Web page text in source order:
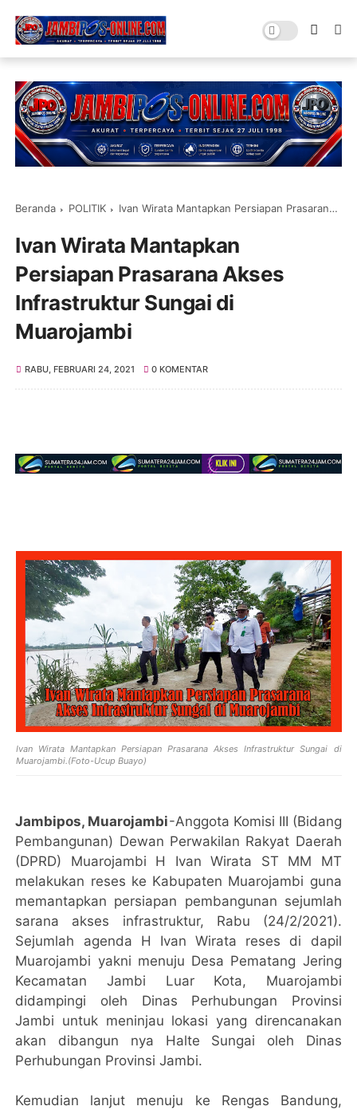
Beranda POLITIK Ivan Wirata Mantapkan Persiapan Prasarana Akses Infrastruktur Sungai di Muarojambi
Ivan Wirata Mantapkan
Persiapan Prasarana Akses
Infrastruktur Sungai di
Muarojambi
RABU, FEBRUARI 24, 2021 0 KOMENTAR
Ivan Wirata Mantapkan Persiapan Prasarana Akses Infrastruktur Sungai di
Muarojambi.(Foto-Ucup Buayo)
Jambipos, Muarojambi-Anggota Komisi III (Bidang
Pembangunan) Dewan Perwakilan Rakyat Daerah
(DPRD) Muarojambi H Ivan Wirata ST MM MT
melakukan reses ke Kabupaten Muarojambi guna
memantapkan persiapan pembangunan sejumlah
sarana akses infrastruktur, Rabu (24/2/2021).
Sejumlah agenda H Ivan Wirata reses di dapil
Muarojambi yakni menuju Desa Pematang Jering
Kecamatan Jambi Luar Kota, Muarojambi
didampingi oleh Dinas Perhubungan Provinsi
Jambi untuk meninjau lokasi yang direncanakan
akan dibangun nya Halte Sungai oleh Dinas
Perhubungan Provinsi Jambi.
Kemudian lanjut menuju ke Rengas Bandung,